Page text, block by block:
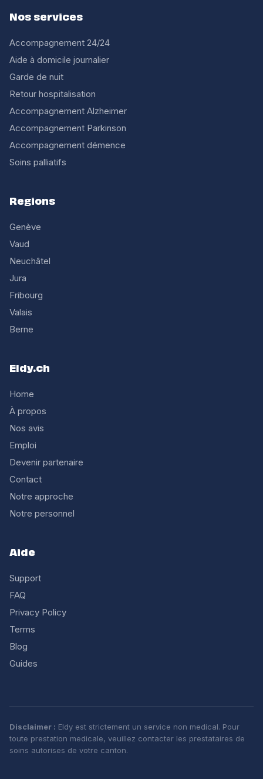
Nos services
Accompagnement 24/24
Aide à domicile journalier
Garde de nuit
Retour hospitalisation
Accompagnement Alzheimer
Accompagnement Parkinson
Accompagnement démence
Soins palliatifs
Regions
Genève
Vaud
Neuchâtel
Jura
Fribourg
Valais
Berne
Eldy.ch
Home
À propos
Nos avis
Emploi
Devenir partenaire
Contact
Notre approche
Notre personnel
Aide
Support
FAQ
Privacy Policy
Terms
Blog
Guides
Disclaimer : Eldy est strictement un service non medical. Pour
toute prestation medicale, veuillez contacter les prestataires de
soins autorises de votre canton.